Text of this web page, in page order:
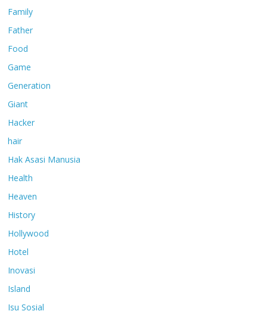
Family
Father
Food
Game
Generation
Giant
Hacker
hair
Hak Asasi Manusia
Health
Heaven
History
Hollywood
Hotel
Inovasi
Island
Isu Sosial